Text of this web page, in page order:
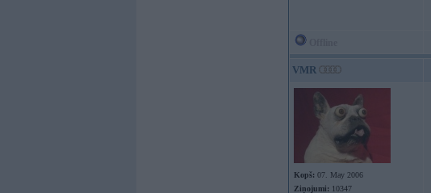
VMR
Kopš: 07. May 2006
Ziņojumi: 10347